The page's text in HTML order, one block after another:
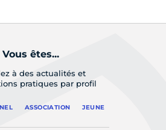
Vous êtes...
à des actualités et
pratiques par profil
ASSOCIATION JEUNE